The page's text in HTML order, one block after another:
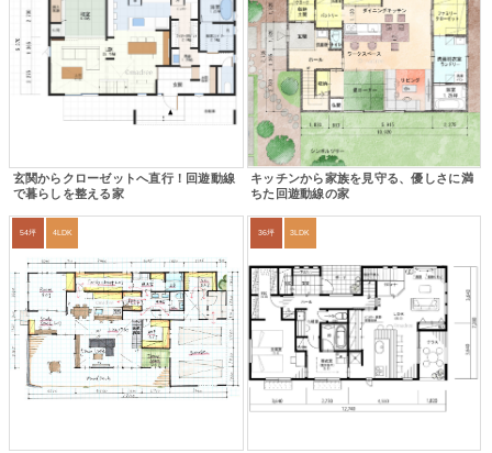
玄関からクローゼットへ直行！回遊動線
で暮らしを整える家
キッチンから家族を見守る、優しさに満
ちた回遊動線の家
54坪 4LDK 36坪 3LDK